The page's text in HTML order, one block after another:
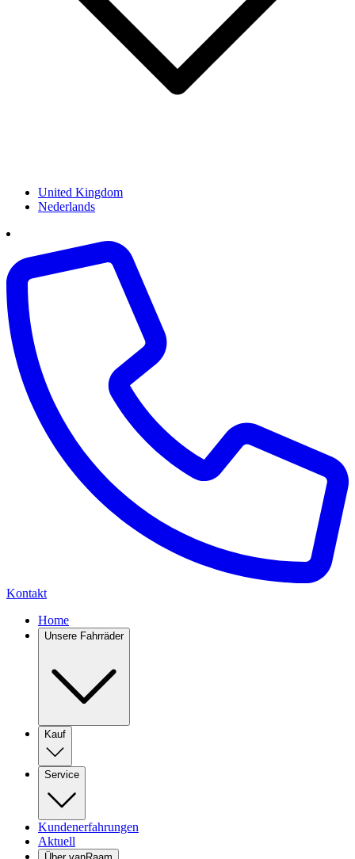
United Kingdom
Nederlands
Kontakt
Home
Unsere Fahrräder
Kauf
Service
Kundenerfahrungen
Aktuell